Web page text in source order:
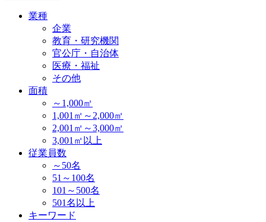
業種
企業
教育・研究機関
官公庁・自治体
医療・福祉
その他
面積
～1,000㎡
1,001㎡～2,000㎡
2,001㎡～3,000㎡
3,001㎡以上
従業員数
～50名
51～100名
101～500名
501名以上
キーワード